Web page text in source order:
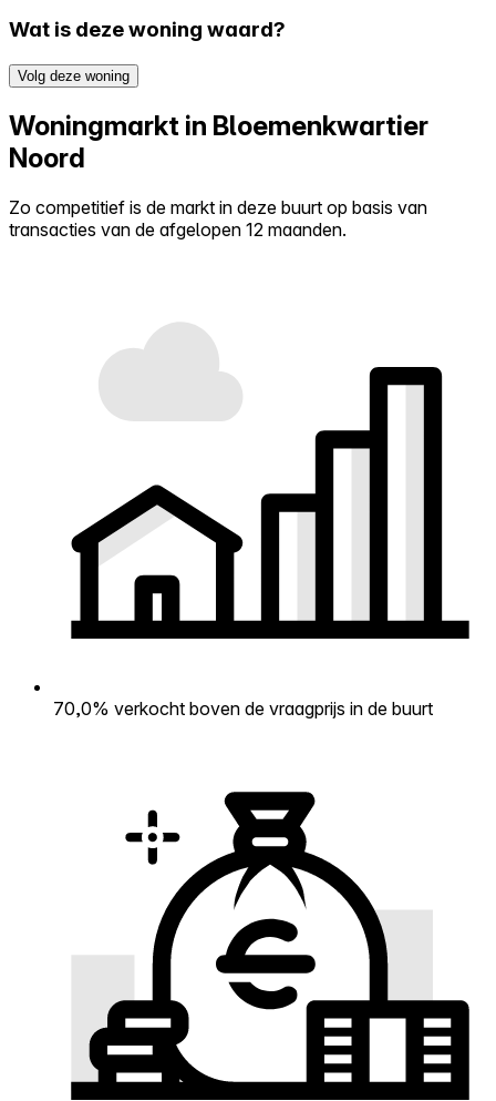
Wat is deze woning waard?
Volg deze woning
Woningmarkt in Bloemenkwartier
Noord
Zo competitief is de markt in deze buurt op basis van
transacties van de afgelopen 12 maanden.
70,0% verkocht boven de vraagprijs in de buurt